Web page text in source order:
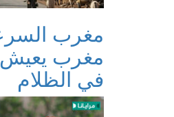
مغرب
مغرب يعيش
في الظلام